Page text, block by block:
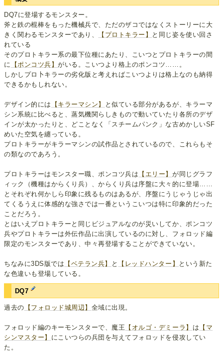
DQ7に登場するモンスター。
斧と鉄の棍棒をもった機械兵で、ただのザコではなくストーリーに大
きく関わるモンスターであり、
【プロトキラー】
と同じ姿を使い回さ
れている
そのプロトキラー系の最下位種にあたり、こいつとプロトキラーの間
に
【ポンコツ兵】がいる。こいつより格上のポンコツ……。
しかしプロ卜キラーの劣化版と考えればこいつよりは格上なのも納得
できるかもしれない。
デザイン的には 【キラーマシン】
と似ている部分があるが、キラーマ
シン系統に比べると、蒸気機関らしきもので動いていたり各所のデザ
インが太かったりと、どことなく「スチームパンク」な古めかしいSF
めいた空気を纏っている。
プロトキラーがキラーマシンの試作品とされているので、これらもそ
の類なのであろう。
プロトキラーはモンスター職、ポンコツ兵は 【エリー】が同じグラフ
ィック（機種はからくり兵）、からくり兵は序盤に大々的に登場……
とそれぞれ何かしら印象に残るものはあるが、序盤にうじゃうじゃ出
てくるうえに体感的な強さでは一番というこいつは特に印象的だった
ことだろう。
とはいえプロトキラーと同じビジュアルなのが災いしてか、ポンコツ
兵やプロトキラーは外伝作品に出演しているのに対し、フォロッド編
限定のモンスターであり、中々再登場することができていない。
ちなみに3DS版では 【ベテラン兵】 と 【レッドハンター】
という新た
な色違いも登場している。
DQ7
過去の 【フォロッド城周辺】 全域に出現。
フォロッド編のキーモンスターで、魔王 【オルゴ・デミーラ】 は 【マ
シンマスター】 にこいつらの兵団を与えてフォロッドを侵攻してい
た。